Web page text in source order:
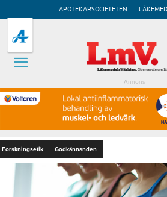
APOTEKARSOCIETETEN
Annons
Forskningsetik Godkännanden